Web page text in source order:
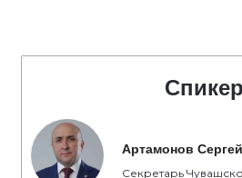
Спикер
Артамонов
Секретарь